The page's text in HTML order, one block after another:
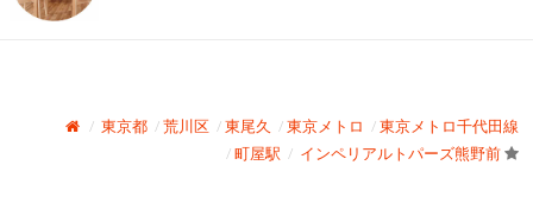
東京都 荒川区 東尾久 東京メトロ
東京メトロ千代田線
町屋駅
インペリアルトパーズ熊野前